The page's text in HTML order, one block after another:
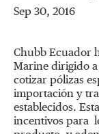
Sep 30, 2016
Chubb Ecuador
Marine dirigido
cotizar pólizas
importación y
establecidos.
incentivos para